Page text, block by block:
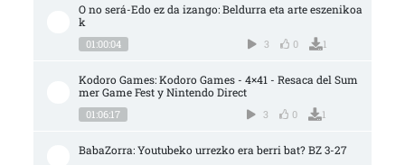
O no será-Edo ez da izango: Beldurra eta arte eszenikoa
k
01:00:04 3 0 1
Kodoro Games: Kodoro Games - 4×41 - Resaca del Sum
mer Game Fest y Nintendo Direct
01:06:17 3 0 1
BabaZorra: Youtubeko urrezko era berri bat? BZ 3-27